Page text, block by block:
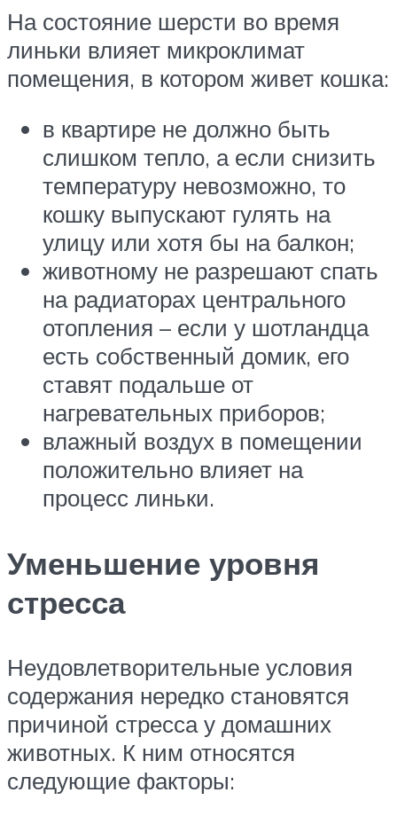
На состояние шерсти во время
линьки влияет микроклимат
помещения, в котором живет кошка:
в квартире не должно быть
слишком тепло, а если снизить
температуру невозможно, то
кошку выпускают гулять на
улицу или хотя бы на балкон;
животному не разрешают спать
на радиаторах центрального
отопления – если у шотландца
есть собственный домик, его
ставят подальше от
нагревательных приборов;
влажный воздух в помещении
положительно влияет на
процесс линьки.
Уменьшение уровня
стресса
Неудовлетворительные условия
содержания нередко становятся
причиной стресса у домашних
животных. К ним относятся
следующие факторы: